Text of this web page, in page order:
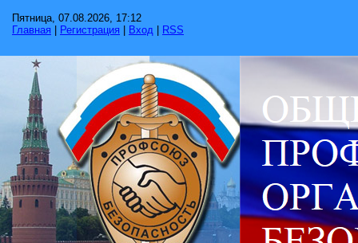
Пятница, 07.08.2026, 17:12
Главная
Регистрация Вход RSS